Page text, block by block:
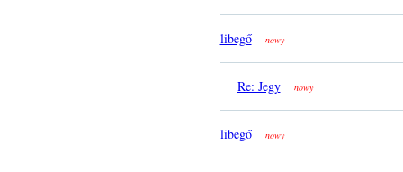
libegő nowy
Re: Jegy nowy
libegő nowy